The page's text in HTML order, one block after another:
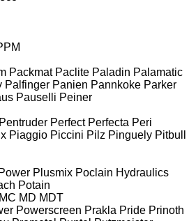
Packmat Paclite Paladin Palamatic
Palfinger Panien Pannkoke Parker
Pauselli Peiner
Pentruder Perfect Perfecta Peri
Piaggio Piccini Pilz Pinguely Pitbull
Plusmix Poclain Hydraulics
Potain
MC MD MDT
Powerscreen Prakla Pride Prinoth